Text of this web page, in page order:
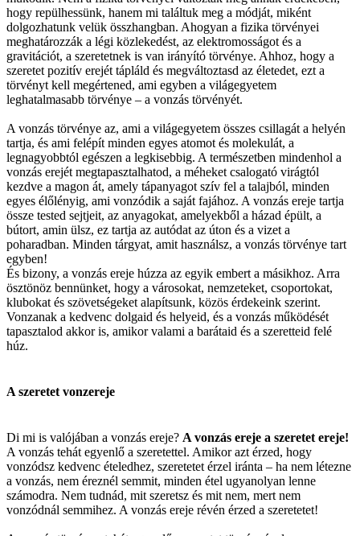
hogy repülhessünk, hanem mi találtuk meg a módját, miként
dolgozhatunk velük összhangban. Ahogyan a fizika törvényei
meghatározzák a légi közlekedést, az elektromosságot és a
gravitációt, a szeretetnek is van irányító törvénye. Ahhoz, hogy a
szeretet pozitív erejét tápláld és megváltoztasd az életedet, ezt a
törvényt kell megértened, ami egyben a világegyetem
leghatalmasabb törvénye – a vonzás törvényét.
A vonzás törvénye az, ami a világegyetem összes csillagát a helyén
tartja, és ami felépít minden egyes atomot és molekulát, a
legnagyobbtól egészen a legkisebbig. A természetben mindenhol a
vonzás erejét megtapasztalhatod, a méheket csalogató virágtól
kezdve a magon át, amely tápanyagot szív fel a talajból, minden
egyes élőlényig, ami vonzódik a saját fajához. A vonzás ereje tartja
össze tested sejtjeit, az anyagokat, amelyekből a házad épült, a
bútort, amin ülsz, ez tartja az autódat az úton és a vizet a
poharadban. Minden tárgyat, amit használsz, a vonzás törvénye tart
egyben!
És bizony, a vonzás ereje húzza az egyik embert a másikhoz. Arra
ösztönöz bennünket, hogy a városokat, nemzeteket, csoportokat,
klubokat és szövetségeket alapítsunk, közös érdekeink szerint.
Vonzanak a kedvenc dolgaid és helyeid, és a vonzás működését
tapasztalod akkor is, amikor valami a barátaid és a szeretteid felé
húz.
A szeretet vonzereje
Di mi is valójában a vonzás ereje? A vonzás ereje a szeretet ereje!
A vonzás tehát egyenlő a szeretettel. Amikor azt érzed, hogy
vonzódsz kedvenc ételedhez, szeretetet érzel iránta – ha nem létezne
a vonzás, nem éreznél semmit, minden étel ugyanolyan lenne
számodra. Nem tudnád, mit szeretsz és mit nem, mert nem
vonzódnál semmihez. A vonzás ereje révén érzed a szeretetet!